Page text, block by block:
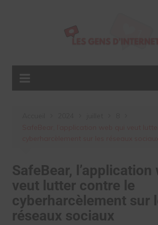
SafeBear, l’application
veut lutter contre le
cyberharcèlement sur
réseaux sociaux